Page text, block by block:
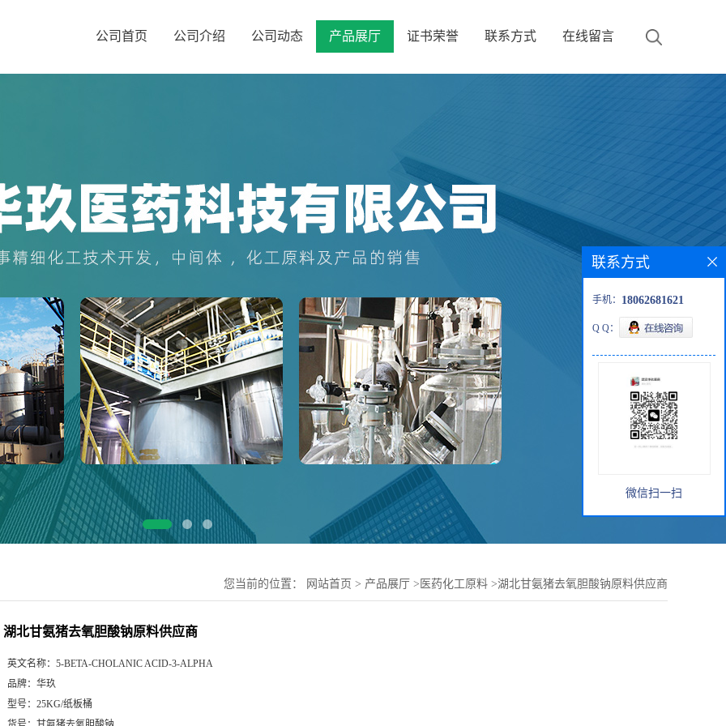
公司首页 公司介绍 公司动态 产品展厅 证书荣誉 联系方式 在线留言
您当前的位置： 网站首页 > 产品展厅 > 医药化工原料 >湖北甘氨猪去氧胆酸钠原料供应商
湖北甘氨猪去氧胆酸钠原料供应商
英文名称： 5-BETA-CHOLANIC ACID-3-ALPHA
品牌： 华玖
型号： 25KG/纸板桶
联系方式
手机： 18062681621
Q Q：
微信扫一扫